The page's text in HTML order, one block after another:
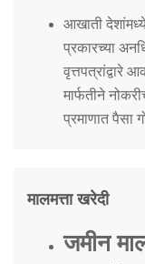
आखाती
प्रकारच्या
वृत्तपत्रांद्वारे
मार्फतीने
प्रमाणात पैसा
मालमत्ता खरेदी
जमीन